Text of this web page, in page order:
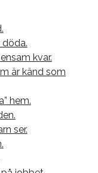
kvar.
är känd som
hem.
ser.